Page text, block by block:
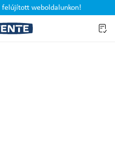
felújított weboldalunkon!